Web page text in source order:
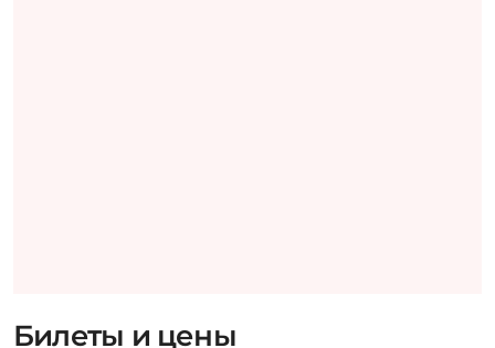
Билеты и цены